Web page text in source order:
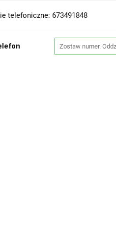
telefoniczne: 673491848